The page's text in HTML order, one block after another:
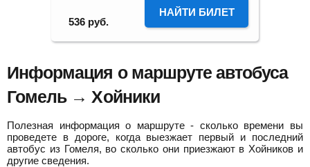
536 руб.
НАЙТИ БИЛЕТ
Информация о маршруте автобуса
Гомель → Хойники
Полезная информация о маршруте - сколько времени вы
проведете в дороге, когда выезжает первый и последний
автобус из Гомеля, во сколько они приезжают в Хойников и
другие сведения.